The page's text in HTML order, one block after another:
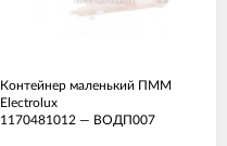
Контейнер маленький ПММ
Electrolux
1170481012 — ВОДП007